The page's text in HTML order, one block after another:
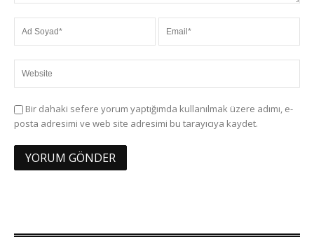
Bir dahaki sefere yorum yaptığımda kullanılmak üzere adımı, e-
posta adresimi ve web site adresimi bu tarayıcıya kaydet.